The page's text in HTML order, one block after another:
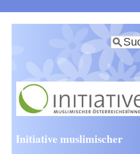
zum
Inhalt
Suche
Initiative muslimischer